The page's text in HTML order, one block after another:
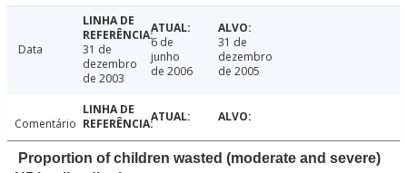
Data
31 de
dezembro
de 2003
6 de
junho
de 2006
31 de
dezembro
de 2005
Comentário
Proportion of children wasted (moderate and severe)